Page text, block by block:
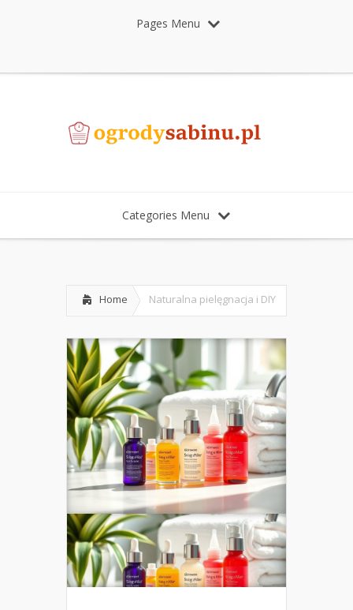
Pages Menu
Categories Menu
Home Naturalna pielęgnacja i DIY